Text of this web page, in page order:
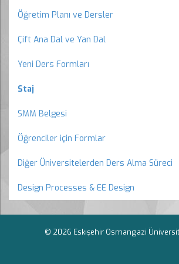
Öğretim Planı ve Dersler
Çift Ana Dal ve Yan Dal
Yeni Ders Formları
Staj
SMM Belgesi
Öğrenciler için Formlar
Diğer Üniversitelerden Ders Alma Süreci
Design Processes & EE Design
© 2026 Eskişehir Osmangazi